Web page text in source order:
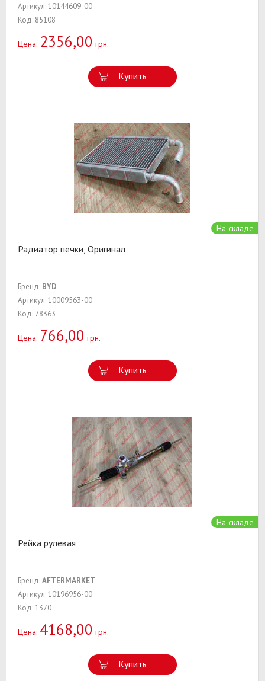
Артикул: 10144609-00
Код: 85108
Цена: 2356,00 грн.
Купить
На складе
Радиатор печки, Оригинал
Бренд: BYD
Артикул: 10009563-00
Код: 78363
Цена: 766,00 грн.
Купить
На складе
Рейка рулевая
Бренд:AFTERMARKET
Артикул: 10196956-00
Код: 1370
Цена: 4168,00 грн.
Купить